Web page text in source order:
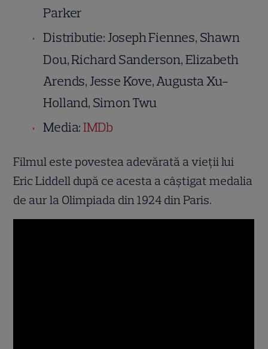
Parker
Distributie: Joseph Fiennes, Shawn
Dou, Richard Sanderson, Elizabeth
Arends, Jesse Kove, Augusta Xu-
Holland, Simon Twu
Media:IMDb
Filmul este povestea adevărată a vieţii lui
Eric Liddell după ce acesta a câştigat medalia
de aur la Olimpiada din 1924 din Paris.